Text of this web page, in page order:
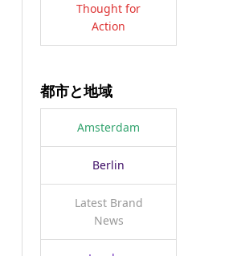
Thought for
Action
都市と地域
Amsterdam
Berlin
Latest Brand
News